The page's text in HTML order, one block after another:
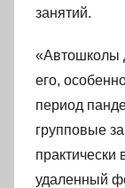
занятий.
«Автошколы
его,
период
групповые
практически
удаленный